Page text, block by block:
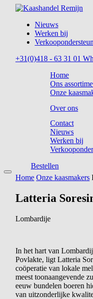
Nieuws
Werken bij
+31(0)418 - 63 31 01
Home
Ons
Onze
Over ons
Contact
Nieuws
Werken bij
Bestellen
Home Onze kaasmakers
Latteria
Lombardije
In het hart van
Povlakte, ligt Latteria
coöperatie van lokale
meest toonaangevende
eeuw bundelen boeren
van uitzonderlijke